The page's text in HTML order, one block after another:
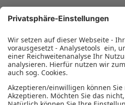
Inspiration für viele
Die Bürgschaftsbank Sachsen
Ausfallbürgschaften in
und Handwerksbetriebe sowie der
Großhandel gehören seit Jahren
Nachfragern für Bürgschaften.